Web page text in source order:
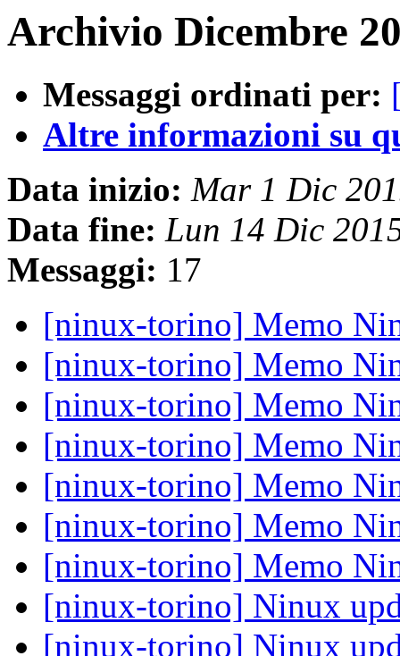
Archivio Dicembre
Messaggi ordinati per:
Altre informazioni su
Data inizio: Mar 1 Dic
Data fine: Lun 14 Dic
Messaggi: 17
[ninux-torino] Memo
[ninux-torino] Memo
[ninux-torino] Memo
[ninux-torino] Memo
[ninux-torino] Memo
[ninux-torino] Memo
[ninux-torino] Memo
[ninux-torino] Ninux
[ninux-torino] Ninux